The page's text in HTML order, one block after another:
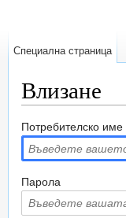
Влизане
Потребителско име
Парола
Специална страница